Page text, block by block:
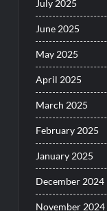
July 2025
June 2025
May 2025
April 2025
March 2025
February 2025
January 2025
December 2024
November 2024